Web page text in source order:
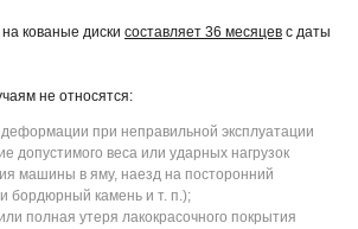
кованые диски составляет 36 месяцев с даты
не относятся:
при неправильной эксплуатации
допустимого веса или ударных нагрузок
машины в яму, наезд на посторонний
бордюрный камень и т. п.);
полная утеря лакокрасочного покрытия